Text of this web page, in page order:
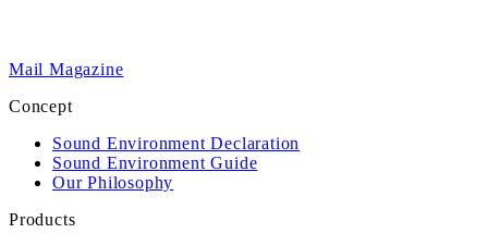
Mail Magazine
Concept
Sound Environment Declaration
Sound Environment Guide
Our Philosophy
Products